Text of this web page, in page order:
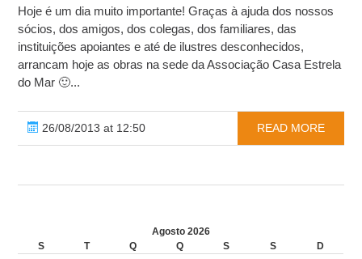
Hoje é um dia muito importante! Graças à ajuda dos nossos
sócios, dos amigos, dos colegas, dos familiares, das
instituições apoiantes e até de ilustres desconhecidos,
arrancam hoje as obras na sede da Associação Casa Estrela
do Mar 🙂...
26/08/2013 at 12:50 READ MORE
Agosto 2026
S
T Q Q S S
D